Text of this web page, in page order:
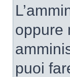
oppure
puoi